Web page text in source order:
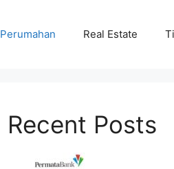
Perumahan Real Estate
Recent Posts